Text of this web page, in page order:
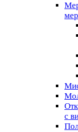
с